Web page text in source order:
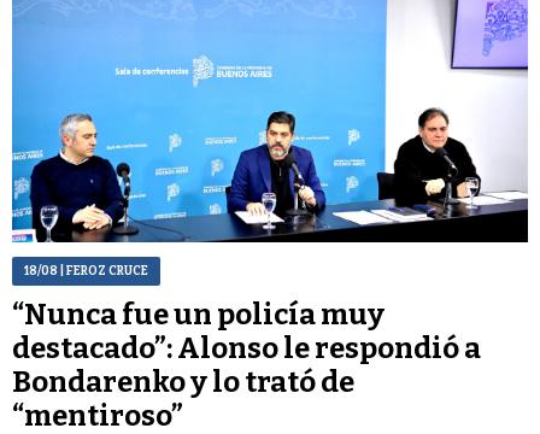
18/08 | FEROZ CRUCE
“Nunca fue un policía muy
destacado”: Alonso le respondió a
Bondarenko y lo trató de
“mentiroso”